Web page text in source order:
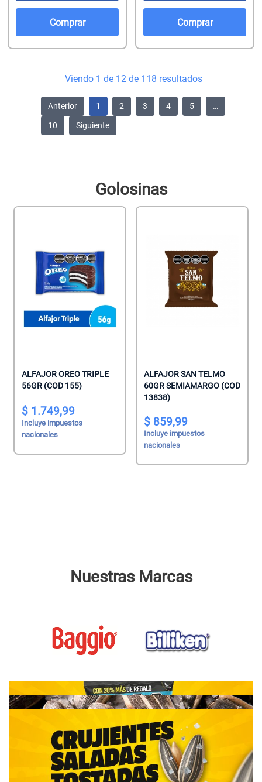
Comprar Comprar
Viendo 1 de 12 de 118 resultados
Anterior 1 2 3 4 5 …
10 Siguiente
Golosinas
1.749,99
Incluye impuestos
nacionales
ALFAJOR OREO TRIPLE
56GR (COD 155)
859,99
Incluye impuestos
nacionales
ALFAJOR SAN TELMO
60GR SEMIAMARGO (COD
13838)
Nuestras Marcas